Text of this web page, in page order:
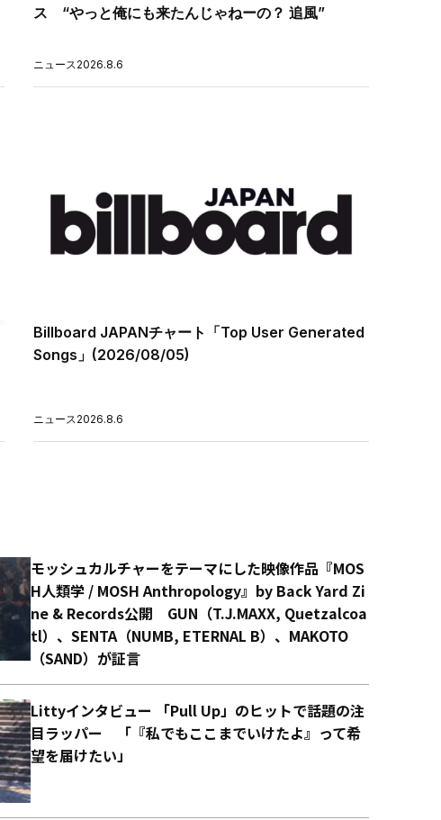
ス “やっと俺にも来たんじゃねーの？ 追風”
ニュース 2026.8.6
Billboard JAPANチャート「Top User Generated
Songs」(2026/08/05)
ニュース 2026.8.6
モッシュカルチャーをテーマにした映像作品『MOS
H人類学 / MOSH Anthropology』by Back Yard Zi
ne & Records公開 GUN（T.J.MAXX, Quetzalcoa
tl）、SENTA（NUMB, ETERNAL B）、MAKOTO
（SAND）が証言
Littyインタビュー 「Pull Up」のヒットで話題の注
目ラッパー 「『私でもここまでいけたよ』って希
望を届けたい」